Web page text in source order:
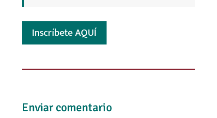
Inscríbete AQUÍ
Enviar comentario